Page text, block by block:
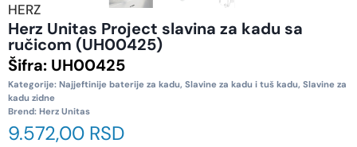
HERZ
Herz Unitas Project slavina za kadu sa
ručicom (UH00425)
Šifra: UH00425
Kategorije: Najjeftinije baterije za kadu, Slavine za kadu i tuš kadu, Slavine za
kadu zidne
Brend: Herz Unitas
9.572,00 RSD